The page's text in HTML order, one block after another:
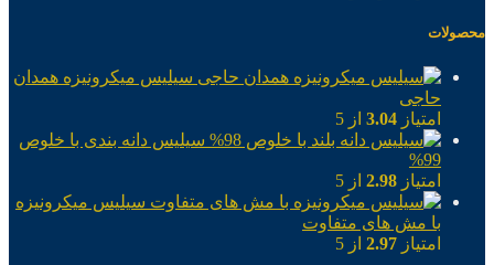
محصولات
سیلیس میکرونیزه همدان
حاجی
امتیاز 3.04 از 5
سیلیس دانه بندی با خلوص
99%
امتیاز 2.98 از 5
سیلیس میکرونیزه
با مش های متفاوت
امتیاز 2.97 از 5